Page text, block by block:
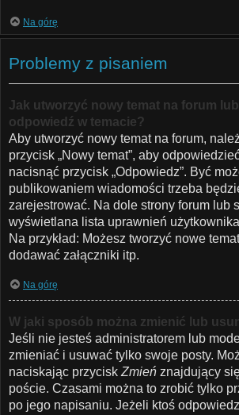
Na górę
Problemy z pisaniem
Jak utworzyć nowy temat na forum lub
odpowiedź w temacie?
Aby utworzyć nowy temat na forum,
przycisk „Nowy temat”, aby
nacisnąć przycisk „Odpowiedz”. Być
publikowaniem wiadomości trzeba
zarejestrować. Na dole strony forum lub
wyświetlana lista uprawnień
Na przykład: Możesz tworzyć nowe
dodawać załączniki itp.
Na górę
W jaki sposób można zmienić lub
Jeśli nie jesteś administratorem lub
zmieniać i usuwać tylko swoje posty.
naciskając przycisk Zmień znajdujący
poście. Czasami można to zrobić tylko
po jego napisaniu. Jeżeli ktoś